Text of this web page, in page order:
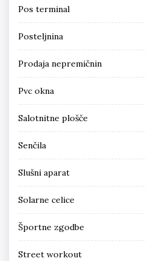
Pos terminal
Posteljnina
Prodaja nepremičnin
Pvc okna
Salotnitne plošče
Senčila
Slušni aparat
Solarne celice
Športne zgodbe
Street workout